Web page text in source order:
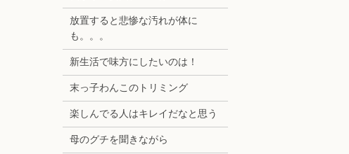
放置すると悲惨な汚れが体に
も。。。
新生活で味方にしたいのは！
末っ子わんこのトリミング
楽しんでる人はキレイだなと思う
母のグチを聞きながら